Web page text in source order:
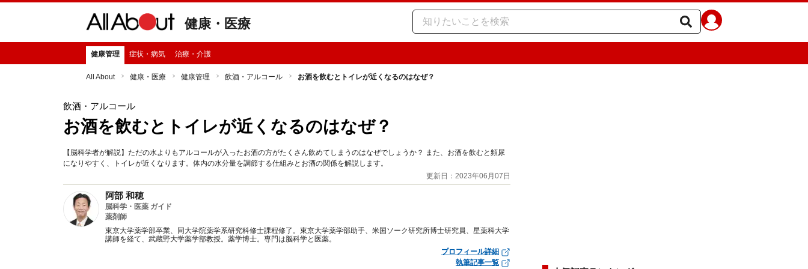
健康・医療
健康管理 症状・病気 治療・介護
All About 健康・医療 健康管理 飲酒・アルコール お酒を飲むとトイレが近くなるのはなぜ？
飲酒・アルコール
お酒を飲むとトイレが近くなるのはなぜ？
【脳科学者が解説】ただの水よりもアルコールが入ったお酒の方がたくさん飲めてしまうのはなぜでしょうか？ また、お酒を飲むと頻尿
になりやすく、トイレが近くなります。体内の水分量を調節する仕組みとお酒の関係を解説します。
更新日：2023年06月07日
阿部 和穂
脳科学・医薬 ガイド
薬剤師
東京大学薬学部卒業、同大学院薬学系研究科修士課程修了。東京大学薬学部助手、米国ソーク研究所博士研究員、星薬科大学
講師を経て、武蔵野大学薬学部教授。薬学博士。専門は脳科学と医薬。
プロフィール詳細
執筆記事一覧